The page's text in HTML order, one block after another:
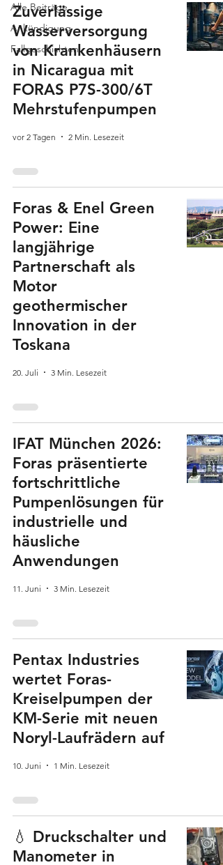
Alle Beiträge
Ankündigung
Fallgeschichten
Zuverlässige
Wasserversorgung
von Krankenhäusern
in Nicaragua mit
FORAS P7S-300/6T
Mehrstufenpumpen
vor 2 Tagen 2 Min. Lesezeit
Foras & Enel Green
Power: Eine
langjährige
Partnerschaft als
Motor
geothermischer
Innovation in der
Toskana
20. Juli 3 Min. Lesezeit
IFAT München 2026:
Foras präsentierte
fortschrittliche
Pumpenlösungen für
industrielle und
häusliche
Anwendungen
11. Juni 3 Min. Lesezeit
Pentax Industries
wertet Foras-
Kreiselpumpen der
KM-Serie mit neuen
Noryl-Laufrädern auf
10. Juni 1 Min. Lesezeit
💧 Druckschalter und
Manometer in